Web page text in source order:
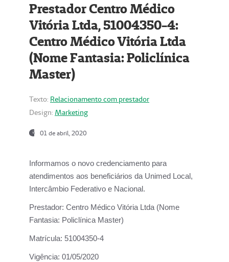
Prestador Centro Médico
Vitória Ltda, 51004350-4:
Centro Médico Vitória Ltda
(Nome Fantasia: Policlínica
Master)
Texto: Relacionamento com prestador
Design: Marketing
01 de abril, 2020
Informamos o novo credenciamento para
atendimentos aos beneficiários da Unimed Local,
Intercâmbio Federativo e Nacional.
Prestador: Centro Médico Vitória Ltda (Nome
Fantasia: Policlínica Master)
Matrícula: 51004350-4
Vigência: 01/05/2020